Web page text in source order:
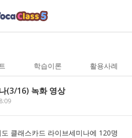
학습이론 활용사례
(3/16) 녹화 영상
클래스카드 라이브세미나에 120명